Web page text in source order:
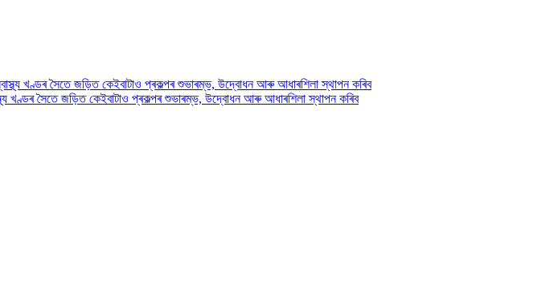
খণ্ডৰ সৈতে জড়িত কেইবাটাও প্ৰকল্পৰ শুভাৰম্ভ, উদ্বোধন আৰু আধাৰশিলা স্থাপন কৰিব